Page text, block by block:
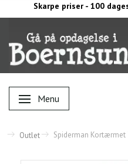
Skarpe priser - 100
Skifte navigation
Menu
Outlet Spiderman